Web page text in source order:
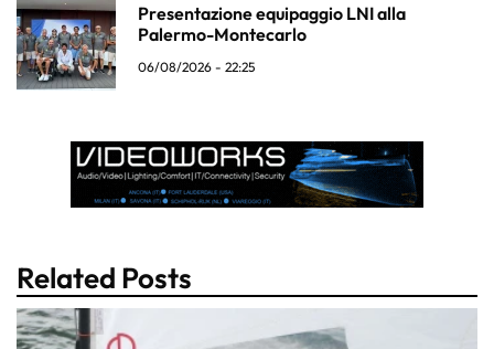
Presentazione equipaggio LNI alla
Palermo-Montecarlo
06/08/2026 - 22:25
Related Posts